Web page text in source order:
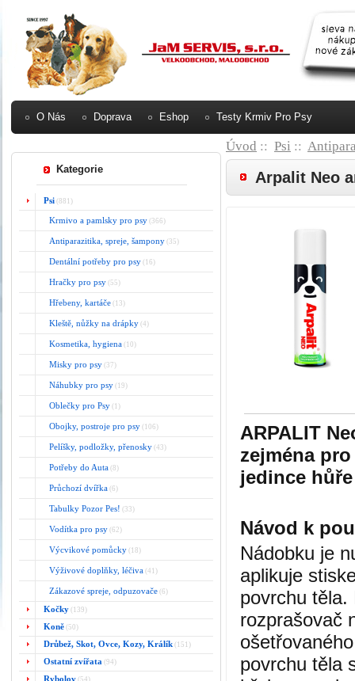
O Nás Doprava Eshop Testy Krmiv Pro Psy
Kategorie
Psi (881)
Krmivo a pamlsky pro psy (366)
Antiparazitika, spreje, šampony (35)
Dentální potřeby pro psy (16)
Hračky pro psy (55)
Hřebeny, kartáče (13)
Kleště, nůžky na drápky (4)
Kosmetika, hygiena (10)
Misky pro psy (37)
Náhubky pro psy (19)
Oblečky pro Psy (1)
Obojky, postroje pro psy (106)
Pelíšky, podložky, přenosky (43)
Potřeby do Auta (8)
Průchozí dvířka (6)
Tabulky Pozor Pes! (33)
Vodítka pro psy (62)
Výcvikové pomůcky (18)
Výživové doplňky, léčiva (41)
Zákazové spreje, odpuzovače (6)
Kočky (139)
Koně (50)
Drůbež, Skot, Ovce, Kozy, Králík (151)
Ostatní zvířata (94)
Rybolov (54)
Úvod :: Psi ::
Arpalit Neo
ARPALIT
zejména
jedince
Návod k
Nádobku je
aplikuje
povrchu
rozprašovač
povrchu těla